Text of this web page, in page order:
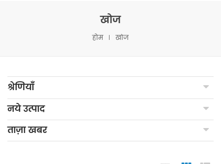
खोज
होम खोज
श्रेणियाँ
नये उत्पाद
ताज़ा खबर